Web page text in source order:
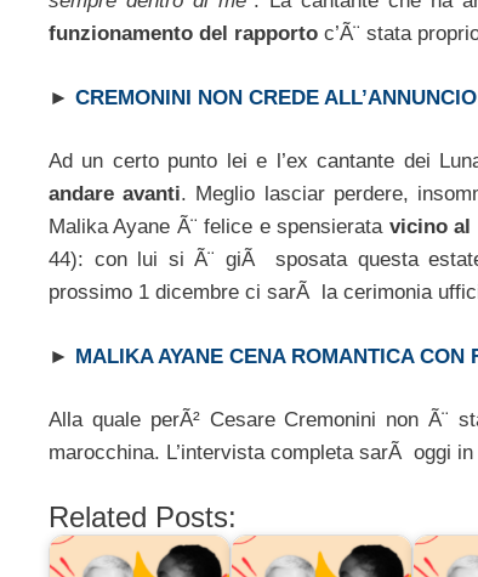
funzionamento del rapporto c’Ã¨ stata
► CREMONINI NON CREDE
Ad un certo punto lei e l’ex cantante dei
andare avanti. Meglio lasciar perdere,
Malika Ayane Ã¨ felice e spensierata vicino al
44): con lui si Ã¨ giÃ sposata questa
prossimo 1 dicembre ci sarÃ la cerimonia
► MALIKA AYANE CENA ROMANTICA CON
Alla quale perÃ² Cesare Cremonini non Ã¨
marocchina. L’intervista completa sarÃ oggi
Related Posts: